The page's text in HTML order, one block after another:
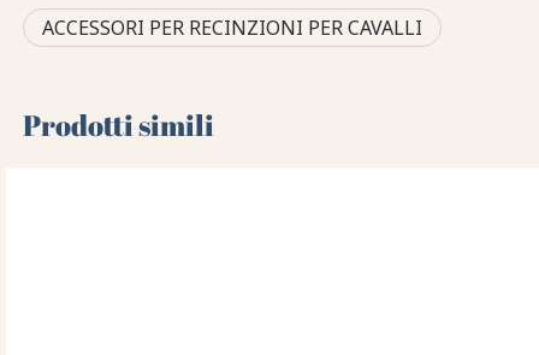
ACCESSORI PER RECINZIONI PER CAVALLI
Prodotti simili